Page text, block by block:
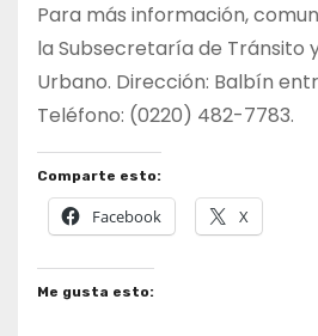
Para más información,
la Subsecretaría de Tránsito
Urbano. Dirección: Balbín
Teléfono: (0220) 482-7783.
Comparte esto:
Facebook X
Me gusta esto: